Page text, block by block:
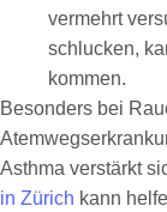
vermehrt
schlucken,
kommen.
Besonders bei
Asthma verstärkt
in Zürich kann